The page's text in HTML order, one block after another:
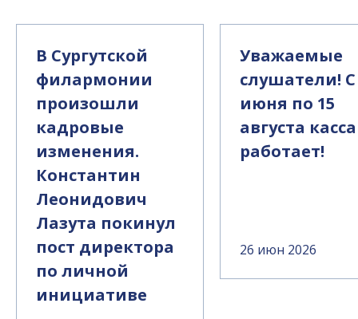
В Сургутской
филармонии
произошли
кадровые
изменения.
Константин
Леонидович
Лазута покинул
пост директора
по личной
инициативе
Уважаемые
слушатели! С
июня по 15
августа
работает!
26 июн 2026